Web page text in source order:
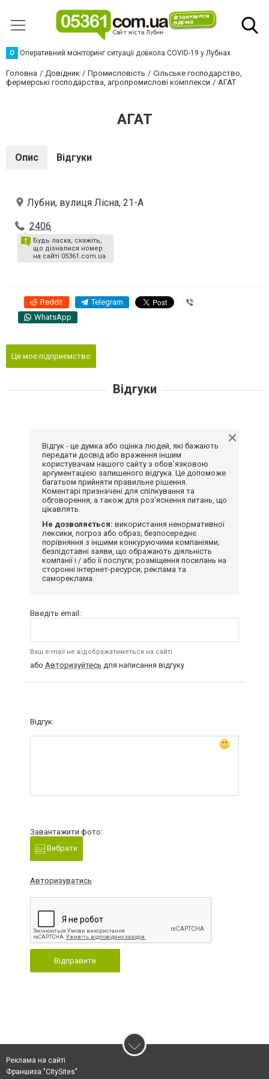
О Оперативний моніторинг ситуації довкола COVID-19 у Лубнах
Головна Довідник Промисловість
Сільське господарство,
фермерські господарства, агропромислові комплекси
АГАТ
АГАТ
Опис Відгуки
Лубни, вулиця Лісна, 21-А
2406
Будь ласка, скажіть,
що дізналися номер
на сайті 05361.com.ua
Reddit Telegram
WhatsApp
Це моє підприємство
Відгуки
Відгук - це думка або оцінка людей, які бажають
передати досвід або враження іншим
користувачам нашого сайту з обов'язковою
аргументацією залишеного відгука. Це допоможе
багатьом прийняти правильне рішення.
Коментарі призначені для спілкування та
обговорення, а також для роз'яснення питань, що
цікавлять.
Не дозволяється: використання ненормативної
лексики, погроз або образ; безпосереднє
порівняння з іншими конкуруючими компаніями;
безпідставні заяви, що ображають діяльність
компанії і / або її послуги; розміщення посилань на
сторонні інтернет-ресурси; реклама та
самореклама.
Введіть email:
Ваш e-mail не відображатиметься на сайті
або Авторизуйтесь для написання відгуку
Відгук:
Завантажити фото:
Вибрати
Авторизуватись
Відправити
Реклама на сайті
Франшиза "CitySites"